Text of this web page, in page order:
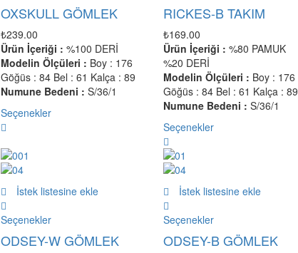
OXSKULL GÖMLEK
₺239.00
Ürün İçeriği : %100 DERİ
Modelin Ölçüleri : Boy : 176
Göğüs : 84 Bel : 61 Kalça : 89
Numune Bedeni : S/36/1
Seçenekler
RICKES-B TAKIM
₺169.00
Ürün İçeriği : %80 PAMUK
%20 DERİ
Modelin Ölçüleri : Boy : 176
Göğüs : 84 Bel : 61 Kalça : 89
Numune Bedeni : S/36/1
Seçenekler
İstek listesine ekle
Seçenekler
ODSEY-W GÖMLEK
İstek listesine ekle
Seçenekler
ODSEY-B GÖMLEK